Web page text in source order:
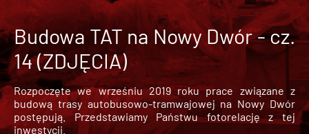
Budowa TAT na Nowy Dwór - cz.
14 (ZDJĘCIA)
Rozpoczęte we wrześniu 2019 roku prace związane z
budową trasy autobusowo-tramwajowej na Nowy Dwór
postępują. Przedstawiamy Państwu fotorelację z tej
inwestycji.